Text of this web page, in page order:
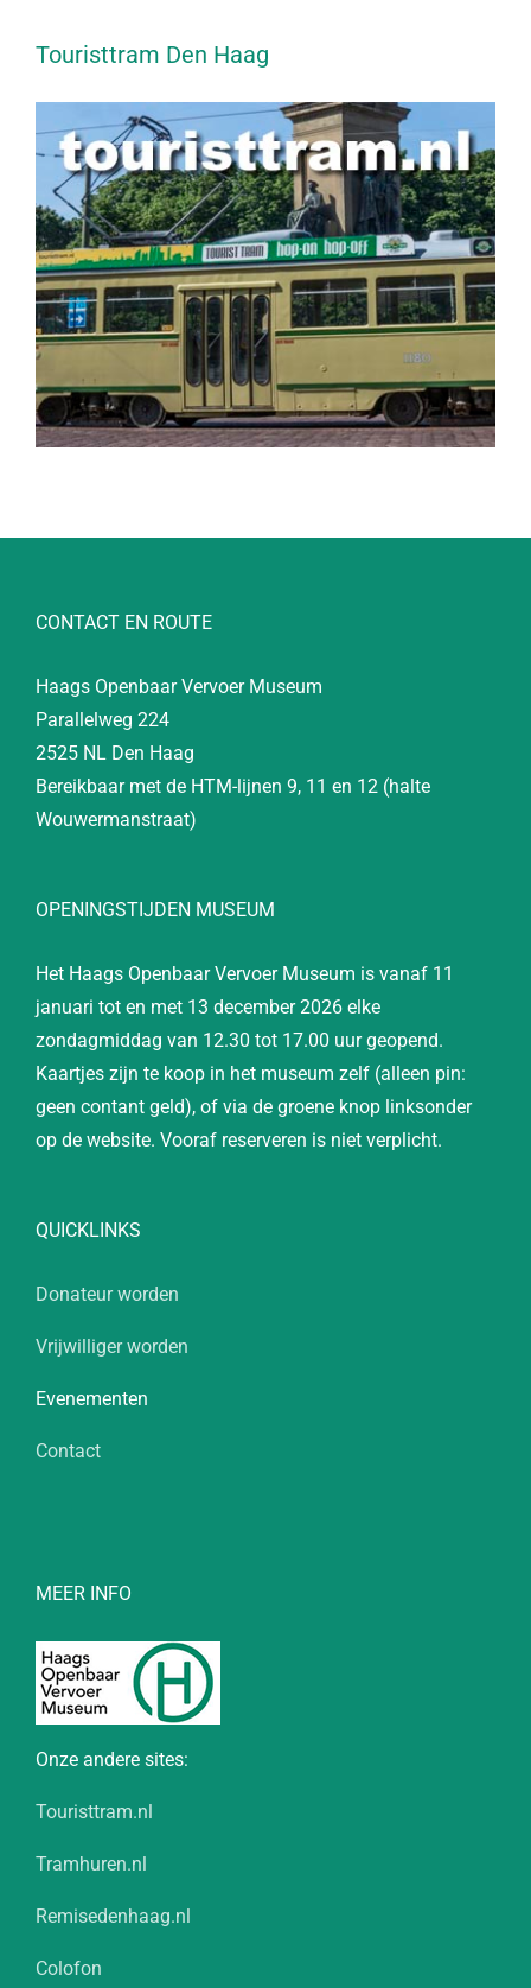
Touristtram Den Haag
CONTACT EN ROUTE
Haags Openbaar Vervoer Museum
Parallelweg 224
2525 NL Den Haag
Bereikbaar met de HTM-lijnen 9, 11 en 12 (halte
Wouwermanstraat)
OPENINGSTIJDEN MUSEUM
Het Haags Openbaar Vervoer Museum is vanaf 11
januari tot en met 13 december 2026 elke
zondagmiddag van 12.30 tot 17.00 uur geopend.
Kaartjes zijn te koop in het museum zelf (alleen pin:
geen contant geld), of via de groene knop linksonder
op de website. Vooraf reserveren is niet verplicht.
QUICKLINKS
Donateur worden
Vrijwilliger worden
Evenementen
Contact
MEER INFO
Onze andere sites:
Touristtram.nl
Tramhuren.nl
Remisedenhaag.nl
Colofon